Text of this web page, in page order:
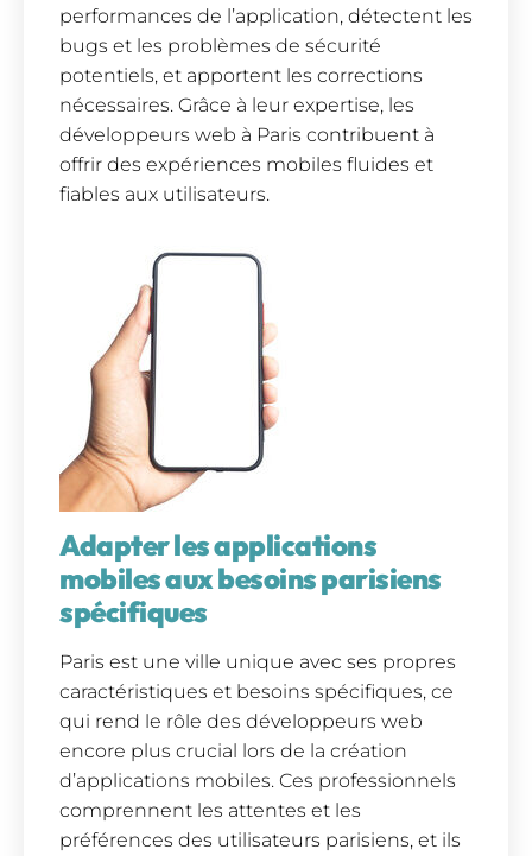
performances de l’application, détectent les
bugs et les problèmes de sécurité
potentiels, et apportent les corrections
nécessaires. Grâce à leur expertise, les
développeurs web à Paris contribuent à
offrir des expériences mobiles fluides et
fiables aux utilisateurs.
Adapter les applications
mobiles aux besoins parisiens
spécifiques
Paris est une ville unique avec ses propres
caractéristiques et besoins spécifiques, ce
qui rend le rôle des développeurs web
encore plus crucial lors de la création
d’applications mobiles. Ces professionnels
comprennent les attentes et les
préférences des utilisateurs parisiens, et ils